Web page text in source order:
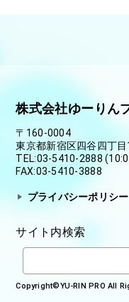
PlayStation5『
2025/04/17
ディス役を大田敦子
2025/04/14
ングル「ハニーレモ
2025/04/04
アプリゲーム「ゴシ
念ファンミーティン
役)が出演させて頂き
す！
越野ほのか役：環綾
TVアニメ
Dr.STONE SCIENCE
石上千空役：小林裕
TVアニメ
矢野優美華
「炎炎ノ消防隊 参
アーサー•ボイル役
株式会社ゆーりん
〒160-0004
東京都新宿区四谷四丁
TEL:03-5410-2888
FAX:03-5410-3888
プライバシーポリシー
サイト内検索
Copyright©YU-RIN PROAll